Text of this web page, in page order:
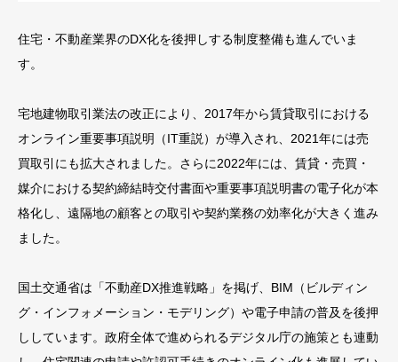
住宅・不動産業界のDX化を後押しする制度整備も進んでいま
す。
宅地建物取引業法の改正により、2017年から賃貸取引における
オンライン重要事項説明（IT重説）が導入され、2021年には売
買取引にも拡大されました。さらに2022年には、賃貸・売買・
媒介における契約締結時交付書面や重要事項説明書の電子化が本
格化し、遠隔地の顧客との取引や契約業務の効率化が大きく進み
ました。
国土交通省は「不動産DX推進戦略」を掲げ、BIM（ビルディン
グ・インフォメーション・モデリング）や電子申請の普及を後押
ししています。政府全体で進められるデジタル庁の施策とも連動